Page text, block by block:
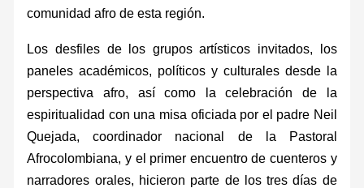
comunidad afro de esta región.
Los desfiles de los grupos artísticos invitados, los
paneles académicos, políticos y culturales desde la
perspectiva afro, así como la celebración de la
espiritualidad con una misa oficiada por el padre Neil
Quejada, coordinador nacional de la Pastoral
Afrocolombiana, y el primer encuentro de cuenteros y
narradores orales, hicieron parte de los tres días de